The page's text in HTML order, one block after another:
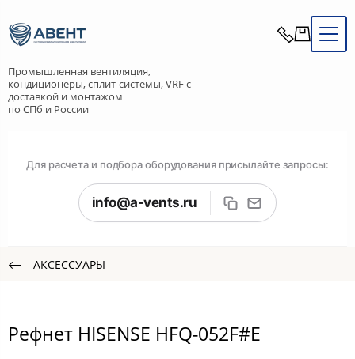
Промышленная вентиляция,
кондиционеры, сплит-системы, VRF с
доставкой и монтажом
по СПб и России
Для расчета и подбора оборудования присылайте запросы:
info@a-vents.ru
АКСЕССУАРЫ
Рефнет HISENSE HFQ-052F#E